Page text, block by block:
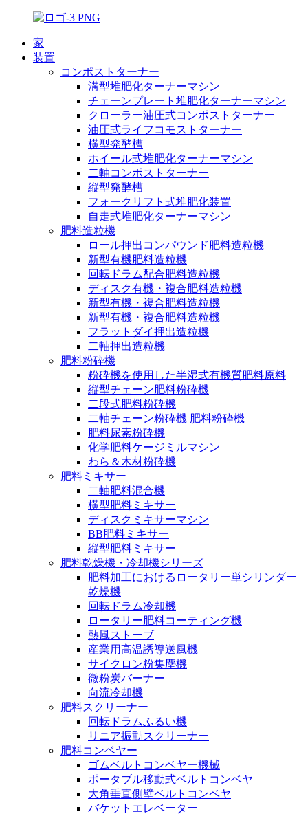
家
装置
コンポストターナー
溝型堆肥化ターナーマシン
チェーンプレート堆肥化ターナーマシン
クローラー油圧式コンポストターナー
油圧式ライフコモストターナー
横型発酵槽
ホイール式堆肥化ターナーマシン
二軸コンポストターナー
縦型発酵槽
フォークリフト式堆肥化装置
自走式堆肥化ターナーマシン
肥料造粒機
ロール押出コンパウンド肥料造粒機
新型有機肥料造粒機
回転ドラム配合肥料造粒機
ディスク有機・複合肥料造粒機
新型有機・複合肥料造粒機
新型有機・複合肥料造粒機
フラットダイ押出造粒機
二軸押出造粒機
肥料粉砕機
粉砕機を使用した半湿式有機質肥料原料
縦型チェーン肥料粉砕機
二段式肥料粉砕機
二軸チェーン粉砕機 肥料粉砕機
肥料尿素粉砕機
化学肥料ケージミルマシン
わら＆木材粉砕機
肥料ミキサー
二軸肥料混合機
横型肥料ミキサー
ディスクミキサーマシン
BB肥料ミキサー
縦型肥料ミキサー
肥料乾燥機・冷却機シリーズ
肥料加工におけるロータリー単シリンダー
乾燥機
回転ドラム冷却機
ロータリー肥料コーティング機
熱風ストーブ
産業用高温誘導送風機
サイクロン粉集塵機
微粉炭バーナー
向流冷却機
肥料スクリーナー
回転ドラムふるい機
リニア振動スクリーナー
肥料コンベヤー
ゴムベルトコンベヤー機械
ポータブル移動式ベルトコンベヤ
大角垂直側壁ベルトコンベヤ
バケットエレベーター